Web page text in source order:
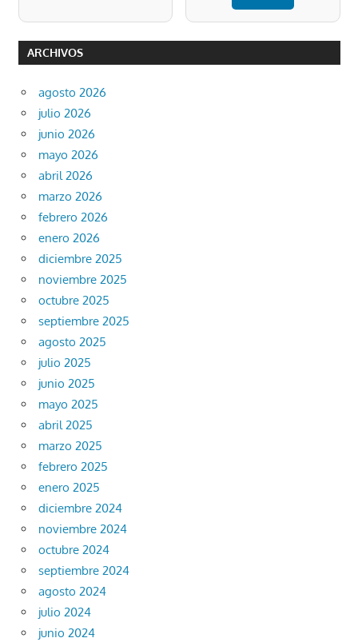
ARCHIVOS
agosto 2026
julio 2026
junio 2026
mayo 2026
abril 2026
marzo 2026
febrero 2026
enero 2026
diciembre 2025
noviembre 2025
octubre 2025
septiembre 2025
agosto 2025
julio 2025
junio 2025
mayo 2025
abril 2025
marzo 2025
febrero 2025
enero 2025
diciembre 2024
noviembre 2024
octubre 2024
septiembre 2024
agosto 2024
julio 2024
junio 2024